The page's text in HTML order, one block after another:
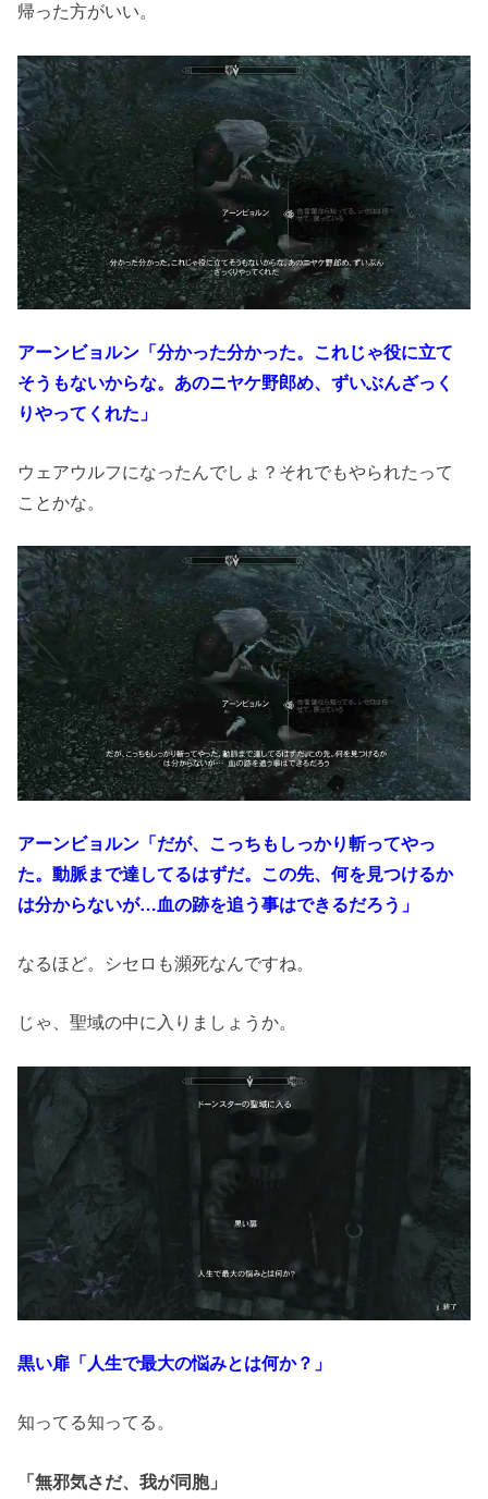
帰った方がいい。
アーンビョルン「分かった分かった。これじゃ役に立て
そうもないからな。あのニヤケ野郎め、ずいぶんざっく
りやってくれた」
ウェアウルフになったんでしょ？それでもやられたって
ことかな。
アーンビョルン「だが、こっちもしっかり斬ってやっ
た。動脈まで達してるはずだ。この先、何を見つけるか
は分からないが…血の跡を追う事はできるだろう」
なるほど。シセロも瀕死なんですね。
じゃ、聖域の中に入りましょうか。
黒い扉「人生で最大の悩みとは何か？」
知ってる知ってる。
「無邪気さだ、我が同胞」